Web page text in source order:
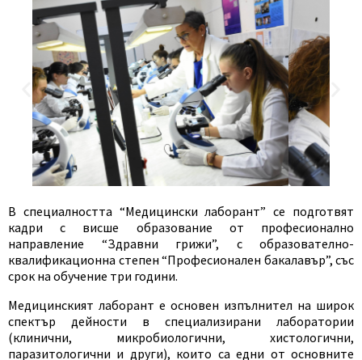
В специалността “Медицински лаборант” се подготвят
кадри с висше образование от професионално
направление “Здравни грижи”, с образователно-
квалификационна степен “Професионален бакалавър”, със
срок на обучение три години.
Медицинският лаборант е основен изпълнител на широк
спектър дейности в специализирани лаборатории
(клинични, микробиологични, хистологични,
паразитологични и други), които са едни от основните